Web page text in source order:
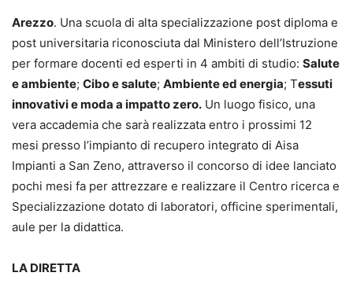
Arezzo. Una scuola di alta specializzazione post diploma e
post universitaria riconosciuta dal Ministero dell’Istruzione
per formare docenti ed esperti in 4 ambiti di studio: Salute
e ambiente; Cibo e salute; Ambiente ed energia; Tessuti
innovativi e moda a impatto zero. Un luogo fisico, una
vera accademia che sarà realizzata entro i prossimi 12
mesi presso l’impianto di recupero integrato di Aisa
Impianti a San Zeno, attraverso il concorso di idee lanciato
pochi mesi fa per attrezzare e realizzare il Centro ricerca e
Specializzazione dotato di laboratori, officine sperimentali,
aule per la didattica.
LA DIRETTA